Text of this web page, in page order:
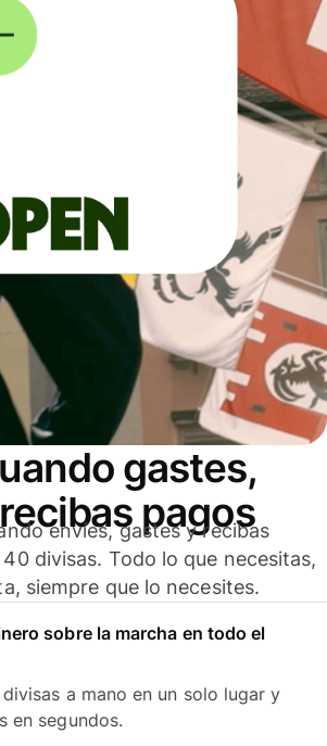
gastes,
pagos
envíes, gastes y recibas
divisas. Todo lo que necesitas,
siempre que lo necesites.
sobre la marcha en todo el
a mano en un solo lugar y
en segundos.